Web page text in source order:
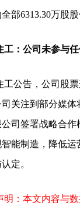
部6313.30万股
工：公司未参与
工公告，公司股
关注到部分媒体
公司签署战略合
能制造，降低
定。
明：本文内容与